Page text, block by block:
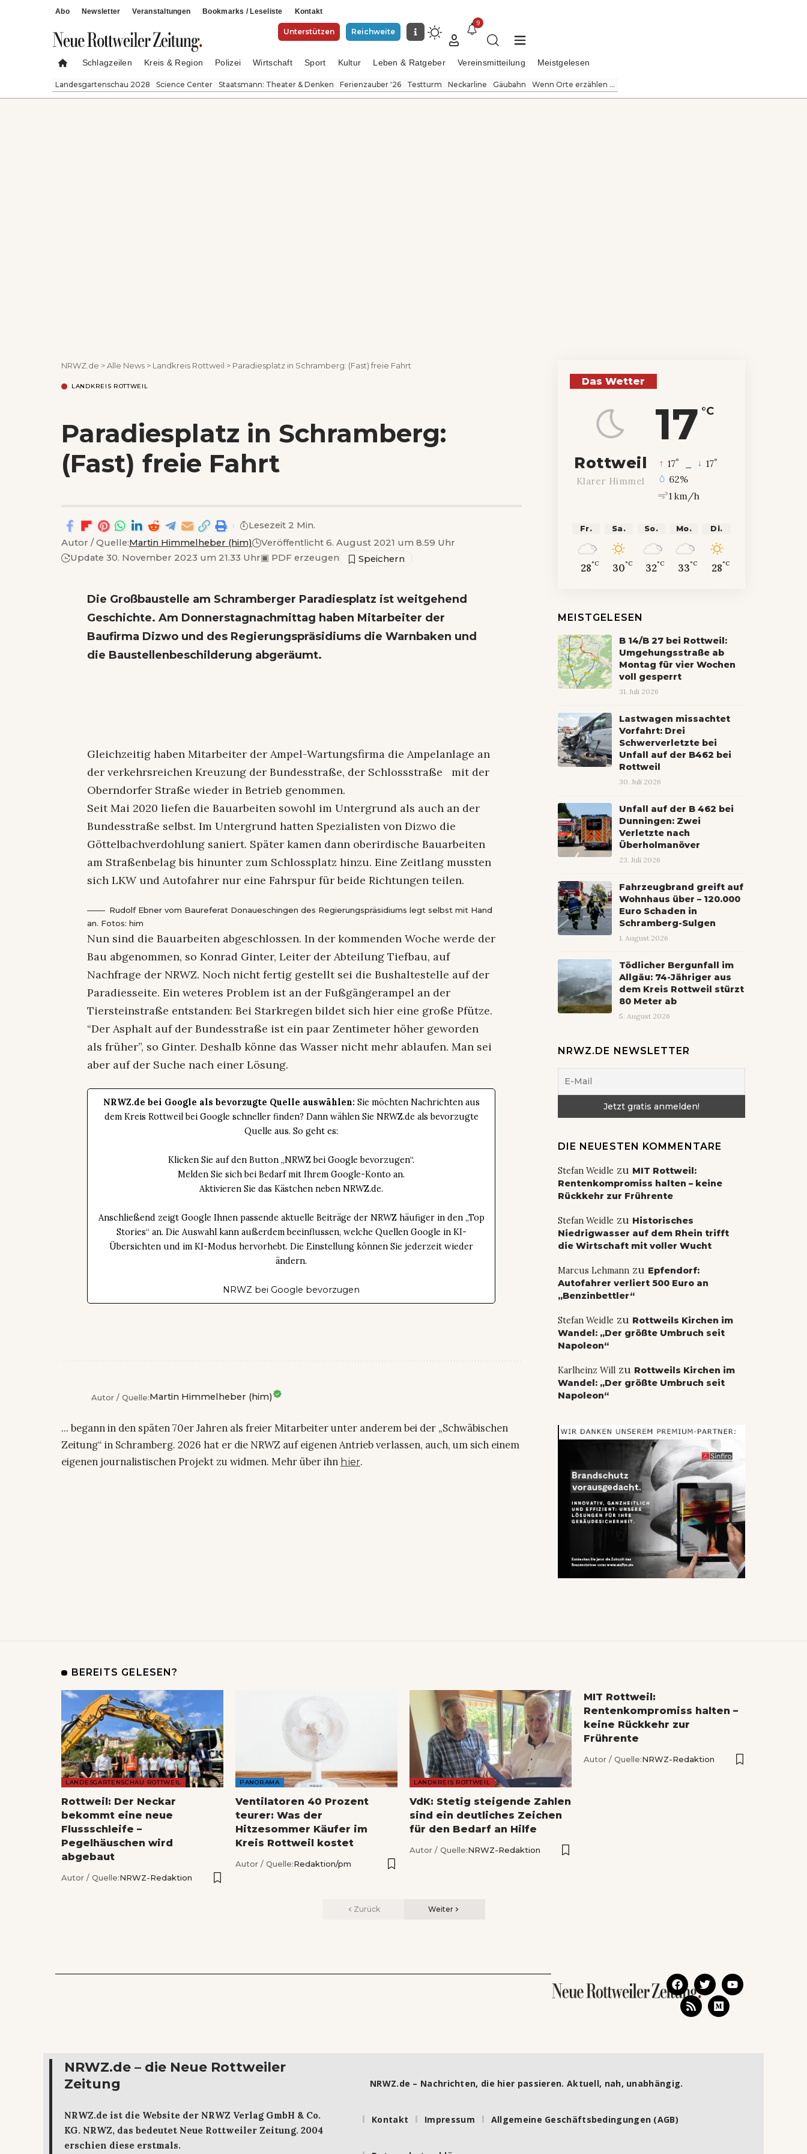
Abo Newsletter Veranstaltungen Bookmarks / Leseliste Kontakt
Unterstützen Reichweite
9
Schlagzeilen Kreis & Region Polizei Wirtschaft Sport Kultur Leben & Ratgeber Vereinsmitteilung Meistgelesen
Landesgartenschau 2028 Science Center Staatsmann: Theater & Denken Ferienzauber '26 Testturm Neckarline Gäubahn Wenn Orte erzählen ...
NRWZ.de >Alle News > Landkreis Rottweil > Paradiesplatz in Schramberg: (Fast) freie Fahrt
LANDKREIS ROTTWEIL
Paradiesplatz in Schramberg:
(Fast) freie Fahrt
Autor / Quelle:Martin Himmelheber (him)
Veröffentlicht 6. August 2021 um 8.59 Uhr
Update 30. November 2023 um 21.33 Uhr▣ PDF erzeugen
Lesezeit 2 Min.
Die Großbaustelle am Schramberger Paradiesplatz ist weitgehend
Geschichte. Am Donnerstagnachmittag haben Mitarbeiter der
Baufirma Dizwo und des Regierungspräsidiums die Warnbaken und
die Baustellenbeschilderung abgeräumt.
Gleichzeitig haben Mitarbeiter der Ampel-Wartungsfirma die Ampelanlage an
der verkehrsreichen Kreuzung der Bundesstraße, der Schlossstraße mit der
Oberndorfer Straße wieder in Betrieb genommen.
Seit Mai 2020 liefen die Bauarbeiten sowohl im Untergrund als auch an der
Bundesstraße selbst. Im Untergrund hatten Spezialisten von Dizwo die
Göttelbachverdohlung saniert. Später kamen dann oberirdische Bauarbeiten
am Straßenbelag bis hinunter zum Schlossplatz hinzu. Eine Zeitlang mussten
sich LKW und Autofahrer nur eine Fahrspur für beide Richtungen teilen.
Rudolf Ebner vom Baureferat Donaueschingen des Regierungspräsidiums legt selbst mit Hand
an. Fotos: him
Nun sind die Bauarbeiten abgeschlossen. In der kommenden Woche werde der
Bau abgenommen, so Konrad Ginter, Leiter der Abteilung Tiefbau, auf
Nachfrage der NRWZ. Noch nicht fertig gestellt sei die Bushaltestelle auf der
Paradiesseite. Ein weteres Problem ist an der Fußgängerampel an der
Tiersteinstraße entstanden: Bei Starkregen bildet sich hier eine große Pfütze.
“Der Asphalt auf der Bundesstraße ist ein paar Zentimeter höher geworden
als früher”, so Ginter. Deshalb könne das Wasser nicht mehr ablaufen. Man sei
aber auf der Suche nach einer Lösung.
NRWZ.de bei Google als bevorzugte Quelle auswählen: Sie möchten Nachrichten aus
dem Kreis Rottweil bei Google schneller finden? Dann wählen Sie NRWZ.de als bevorzugte
Quelle aus. So geht es:
Klicken Sie auf den Button „NRWZ bei Google bevorzugen“.
Melden Sie sich bei Bedarf mit Ihrem Google-Konto an.
Aktivieren Sie das Kästchen neben NRWZ.de.
Anschließend zeigt Google Ihnen passende aktuelle Beiträge der NRWZ häufiger in den „Top
Stories“ an. Die Auswahl kann außerdem beeinflussen, welche Quellen Google in KI-
Übersichten und im KI-Modus hervorhebt. Die Einstellung können Sie jederzeit wieder
ändern.
NRWZ bei Google bevorzugen
Autor / Quelle:Martin Himmelheber (him)
... begann in den späten 70er Jahren als freier Mitarbeiter unter anderem bei der „Schwäbischen
Zeitung“ in Schramberg. 2026 hat er die NRWZ auf eigenen Antrieb verlassen, auch, um sich einem
eigenen journalistischen Projekt zu widmen. Mehr über ihn hier.
Das Wetter
17 °C
Rottweil
Klarer Himmel
17° 17°
62%
1 km/h
Fr.
28°C
Sa.
30°C
So.
32°C
Mo.
33°C
Di.
28°C
MEISTGELESEN
B 14/B 27 bei Rottweil:
Umgehungsstraße ab
Montag für vier Wochen
voll gesperrt
31. Juli 2026
Lastwagen missachtet
Vorfahrt: Drei
Schwerverletzte bei
Unfall auf der B462 bei
Rottweil
30. Juli 2026
Unfall auf der B 462 bei
Dunningen: Zwei
Verletzte nach
Überholmanöver
23. Juli 2026
Fahrzeugbrand greift auf
Wohnhaus über – 120.000
Euro Schaden in
Schramberg-Sulgen
1. August 2026
Tödlicher Bergunfall im
Allgäu: 74-Jähriger aus
dem Kreis Rottweil stürzt
80 Meter ab
5. August 2026
NRWZ.DE NEWSLETTER
DIE NEUESTEN KOMMENTARE
Stefan Weidle zu MIT Rottweil:
Rentenkompromiss halten – keine
Rückkehr zur Frührente
Stefan Weidle zu Historisches
Niedrigwasser auf dem Rhein trifft
die Wirtschaft mit voller Wucht
Marcus Lehmannzu Epfendorf:
Autofahrer verliert 500 Euro an
„Benzinbettler“
Stefan Weidle zu Rottweils Kirchen im
Wandel: „Der größte Umbruch seit
Napoleon“
Karlheinz Willzu Rottweils Kirchen im
Wandel: „Der größte Umbruch seit
Napoleon“
BEREITS GELESEN?
LANDESGARTENSCHAU ROTTWEIL
Rottweil: Der Neckar
bekommt eine neue
Flussschleife –
Pegelhäuschen wird
abgebaut
Autor / Quelle:NRWZ-Redaktion
PANORAMA
Ventilatoren 40 Prozent
teurer: Was der
Hitzesommer Käufer im
Kreis Rottweil kostet
Autor / Quelle:Redaktion/pm
LANDKREIS ROTTWEIL
VdK: Stetig steigende Zahlen
sind ein deutliches Zeichen
für den Bedarf an Hilfe
Autor / Quelle:NRWZ-Redaktion
MIT Rottweil:
Rentenkompromiss halten –
keine Rückkehr zur
Frührente
Autor / Quelle:NRWZ-Redaktion
Zurück Weiter
NRWZ.de – die Neue Rottweiler
Zeitung
NRWZ.de ist die Website der NRWZ Verlag GmbH & Co.
KG. NRWZ, das bedeutet Neue Rottweiler Zeitung. 2004
erschien diese erstmals.
NRWZ.de – Nachrichten, die hier passieren. Aktuell, nah, unabhängig.
Kontakt Impressum Allgemeine Geschäftsbedingungen (AGB)